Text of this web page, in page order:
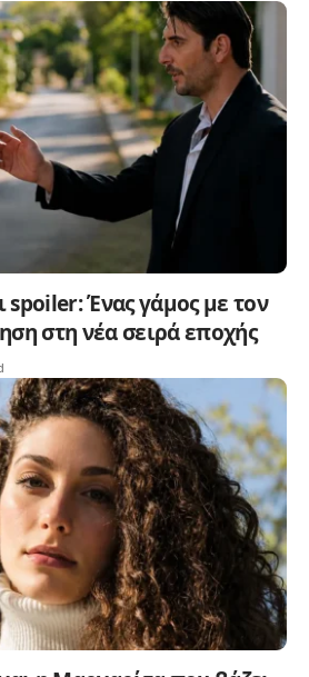
spoiler: Ένας γάμος με τον
στη νέα σειρά εποχής